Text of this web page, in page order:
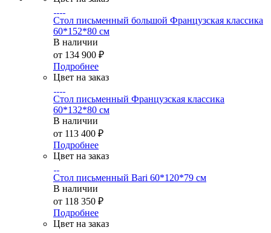
Стол письменный большой Французская классика
60*152*80 см
В наличии
от 134 900 ₽
Подробнее
Цвет на заказ
Стол письменный Французская классика
60*132*80 см
В наличии
от 113 400 ₽
Подробнее
Цвет на заказ
Стол письменный Bari 60*120*79 см
В наличии
от 118 350 ₽
Подробнее
Цвет на заказ